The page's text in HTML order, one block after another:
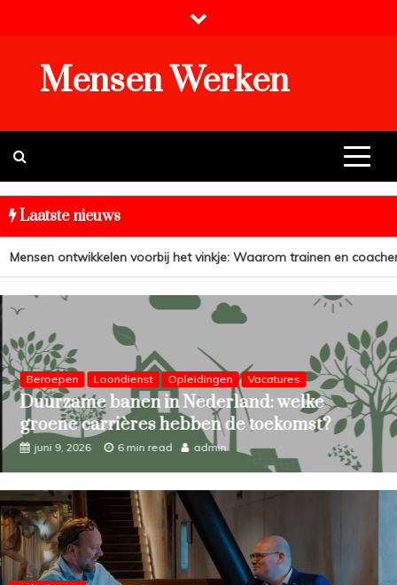
Mensen Werken
Laatste nieuws
ontwikkelen voorbij het vinkje: Waarom trainen en coachen
Beroepen Loondienst Opleidingen Vacatures
Duurzame banen in Nederland: welke
groene carrières hebben de toekomst?
juni 9, 2026 6 min read admin